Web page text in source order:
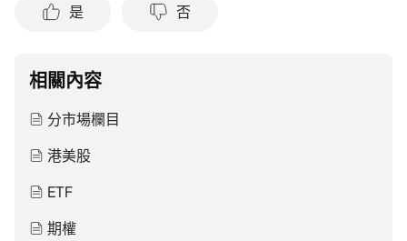
是 否
相關內容
分市場欄目
港美股
ETF
期權